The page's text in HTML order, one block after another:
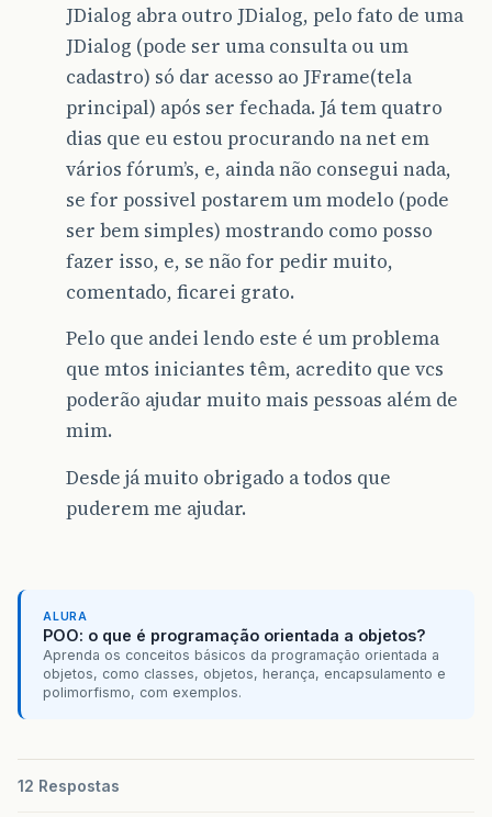
JDialog abra outro JDialog, pelo fato de uma
JDialog (pode ser uma consulta ou um
cadastro) só dar acesso ao JFrame(tela
principal) após ser fechada. Já tem quatro
dias que eu estou procurando na net em
vários fórum’s, e, ainda não consegui nada,
se for possivel postarem um modelo (pode
ser bem simples) mostrando como posso
fazer isso, e, se não for pedir muito,
comentado, ficarei grato.
Pelo que andei lendo este é um problema
que mtos iniciantes têm, acredito que vcs
poderão ajudar muito mais pessoas além de
mim.
Desde já muito obrigado a todos que
puderem me ajudar.
ALURA
POO: o que é programação orientada a objetos?
Aprenda os conceitos básicos da programação orientada a
objetos, como classes, objetos, herança, encapsulamento e
polimorfismo, com exemplos.
12 Respostas